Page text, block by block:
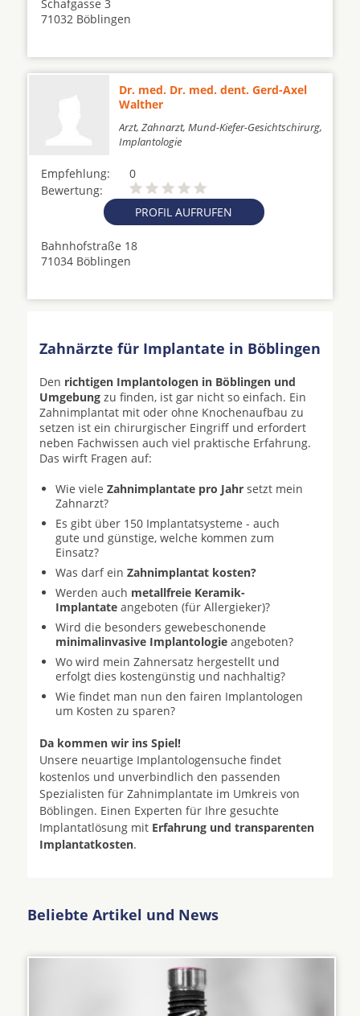
Schafgasse 3
71032 Böblingen
Dr. med. Dr. med. dent. Gerd-Axel
Walther
Arzt, Zahnarzt, Mund-Kiefer-Gesichtschirurg,
Implantologie
Empfehlung:
0
Bewertung:
PROFIL AUFRUFEN
Bahnhofstraße 18
71034 Böblingen
Zahnärzte für Implantate in Böblingen
Den richtigen Implantologen in Böblingen und
Umgebung zu finden, ist gar nicht so einfach. Ein
Zahnimplantat mit oder ohne Knochenaufbau zu
setzen ist ein chirurgischer Eingriff und erfordert
neben Fachwissen auch viel praktische Erfahrung.
Das wirft Fragen auf:
Wie viele Zahnimplantate pro Jahr setzt mein
Zahnarzt?
Es gibt über 150 Implantatsysteme - auch
gute und günstige, welche kommen zum
Einsatz?
Was darf ein Zahnimplantat kosten?
Werden auch metallfreie Keramik-
Implantate angeboten (für Allergieker)?
Wird die besonders gewebeschonende
minimalinvasive Implantologie angeboten?
Wo wird mein Zahnersatz hergestellt und
erfolgt dies kostengünstig und nachhaltig?
Wie findet man nun den fairen Implantologen
um Kosten zu sparen?
Da kommen wir ins Spiel!
Unsere neuartige Implantologensuche findet
kostenlos und unverbindlich den passenden
Spezialisten für Zahnimplantate im Umkreis von
Böblingen. Einen Experten für Ihre gesuchte
Implantatlösung mit Erfahrung und transparenten
Implantatkosten.
Beliebte Artikel und News